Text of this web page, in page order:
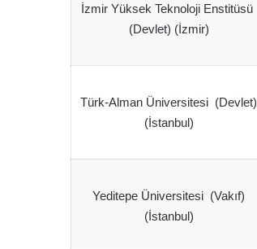
İzmir Yüksek Teknoloji Enstitüsü
(Devlet) (İzmir)
Türk-Alman Üniversitesi (Devlet)
(İstanbul)
Yeditepe Üniversitesi (Vakıf)
(İstanbul)